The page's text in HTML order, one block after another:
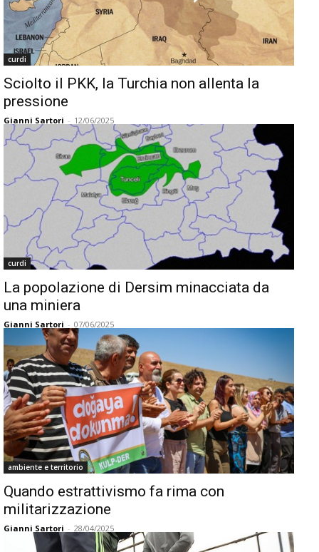
curdi
Sciolto il PKK, la Turchia non allenta la
pressione
Gianni Sartori - 12/06/2025
curdi
La popolazione di Dersim minacciata da
una miniera
Gianni Sartori - 07/06/2025
ambiente e territorio
Quando estrattivismo fa rima con
militarizzazione
Gianni Sartori - 28/04/2025